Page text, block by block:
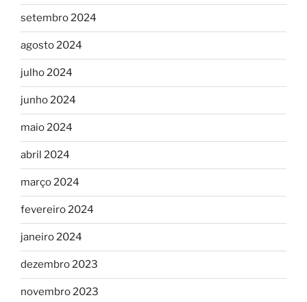
setembro 2024
agosto 2024
julho 2024
junho 2024
maio 2024
abril 2024
março 2024
fevereiro 2024
janeiro 2024
dezembro 2023
novembro 2023